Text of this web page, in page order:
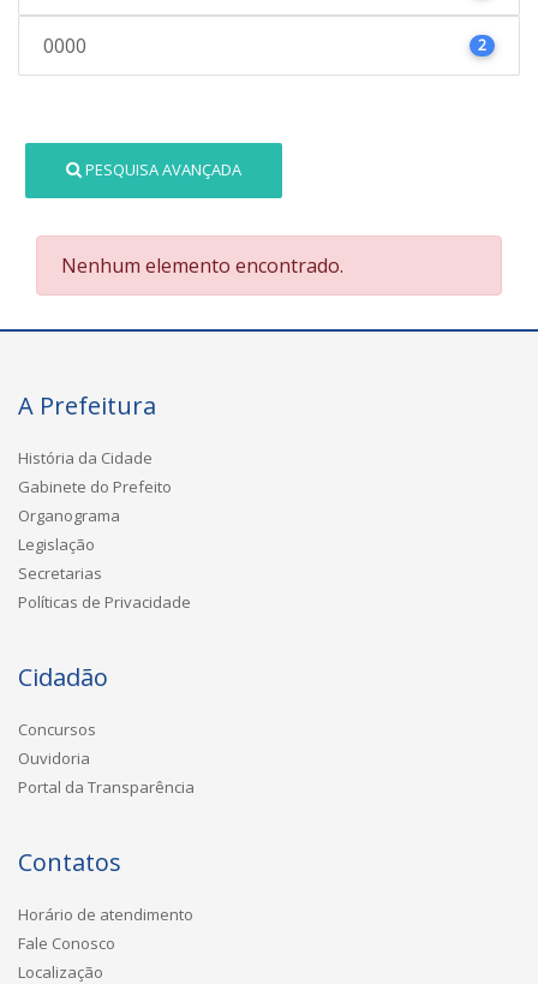
0000 2
PESQUISA AVANÇADA
Nenhum elemento encontrado.
A Prefeitura
História da Cidade
Gabinete do Prefeito
Organograma
Legislação
Secretarias
Políticas de Privacidade
Cidadão
Concursos
Ouvidoria
Portal da Transparência
Contatos
Horário de atendimento
Fale Conosco
Localização